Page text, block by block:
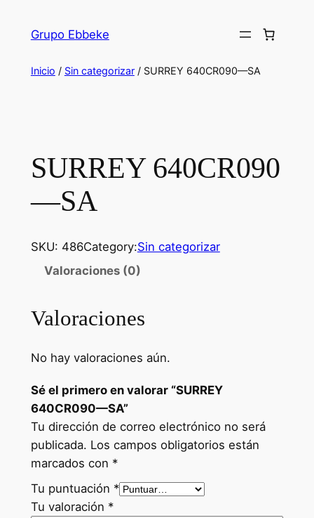
Grupo Ebbeke
Inicio / Sin categorizar/ SURREY 640CR090—SA
SURREY 640CR090
—SA
SKU: 486Category:Sin categorizar
Valoraciones (0)
Valoraciones
No hay valoraciones aún.
Sé el primero en valorar “SURREY
640CR090—SA”
Tu dirección de correo electrónico no será
publicada. Los campos obligatorios están
marcados con *
Tu puntuación *
Tu valoración *